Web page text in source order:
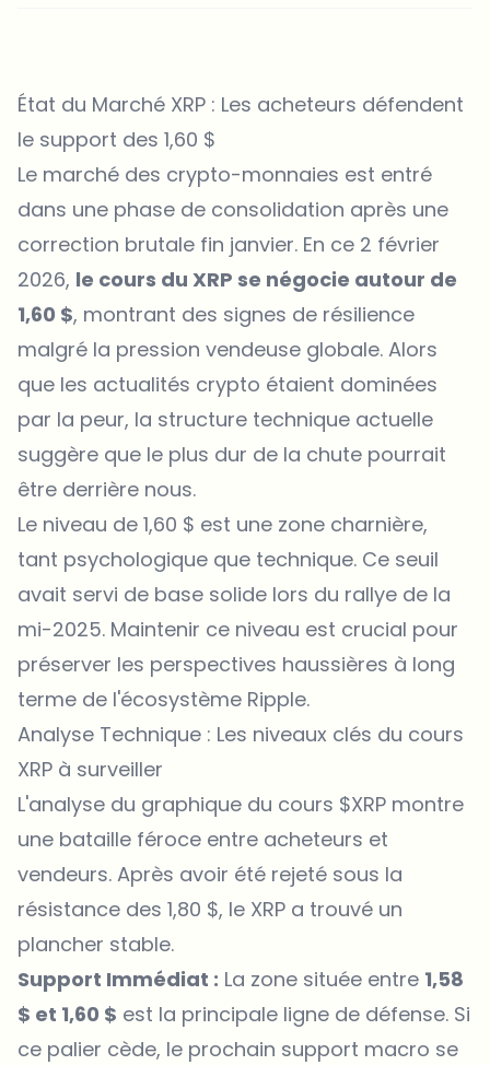
État du Marché XRP : Les acheteurs défendent
le support des 1,60 $
Le marché des crypto-monnaies est entré
dans une phase de consolidation après une
correction brutale fin janvier. En ce 2 février
2026, le cours du XRP se négocie autour de
1,60 $, montrant des signes de résilience
malgré la pression vendeuse globale. Alors
que les actualités crypto étaient dominées
par la peur, la structure technique actuelle
suggère que le plus dur de la chute pourrait
être derrière nous.
Le niveau de 1,60 $ est une zone charnière,
tant psychologique que technique. Ce seuil
avait servi de base solide lors du rallye de la
mi-2025. Maintenir ce niveau est crucial pour
préserver les perspectives haussières à long
terme de l'écosystème Ripple.
Analyse Technique : Les niveaux clés du cours
XRP à surveiller
L'analyse du graphique du cours $XRP montre
une bataille féroce entre acheteurs et
vendeurs. Après avoir été rejeté sous la
résistance des 1,80 $, le XRP a trouvé un
plancher stable.
Support Immédiat : La zone située entre 1,58
$ et 1,60 $ est la principale ligne de défense. Si
ce palier cède, le prochain support macro se